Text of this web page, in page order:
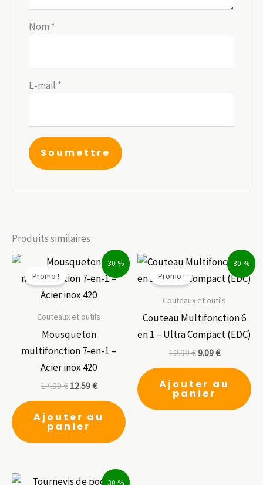
Nom *
E-mail *
Produits similaires
30 %
Promo !
Couteaux et outils
Mousqueton
multifonction 7-en-1 –
Acier inox 420
17.99€ 12.59€
Ajouter au
panier
30 %
Promo !
Couteaux et outils
Couteau Multifonction 6
en 1 – Ultra Compact (EDC)
12.99€9.09€
Ajouter au
panier
30 %